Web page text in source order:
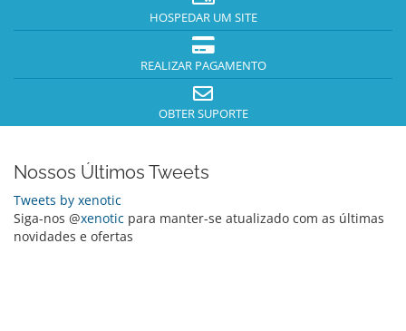
HOSPEDAR UM SITE
REALIZAR PAGAMENTO
OBTER SUPORTE
Nossos Últimos Tweets
Tweets by xenotic
Siga-nos @xenotic para manter-se atualizado com as últimas
novidades e ofertas